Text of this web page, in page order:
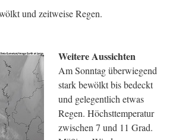
und zeitweise Regen.
Weitere Aussichten
Am Sonntag überwiegend
stark bewölkt bis bedeckt
und gelegentlich etwas
Regen. Höchsttemperatur
zwischen 7 und 11 Grad.